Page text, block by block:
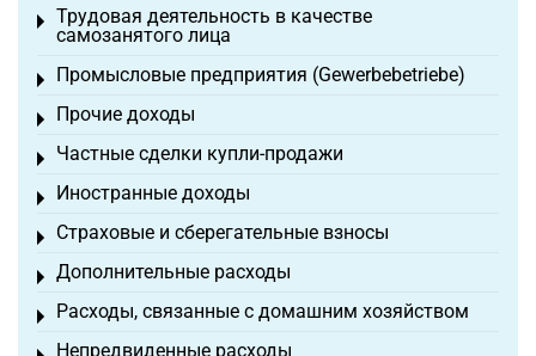
Трудовая деятельность в качестве
самозанятого лица
Toggle menu
Промысловые предприятия (Gewerbebetriebe)
Toggle menu
Прочие доходы
Toggle menu
Частные сделки купли-продажи
Toggle menu
Иностранные доходы
Toggle menu
Страховые и сберегательные взносы
Toggle menu
Дополнительные расходы
Toggle menu
Расходы, связанные с домашним хозяйством
Toggle menu
Непредвиденные расходы